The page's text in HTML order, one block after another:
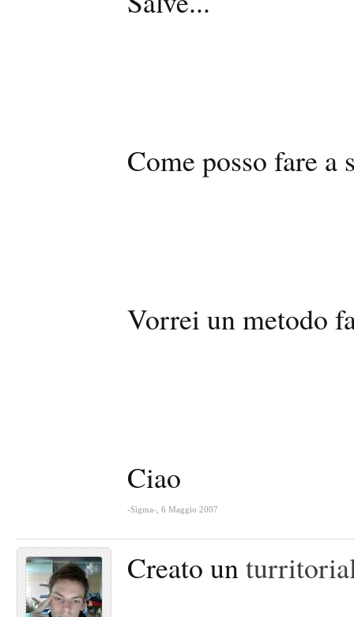
Come posso fare a
Vorrei un metodo
Ciao
-Sìgma- 6 Maggio 2007
Creato un